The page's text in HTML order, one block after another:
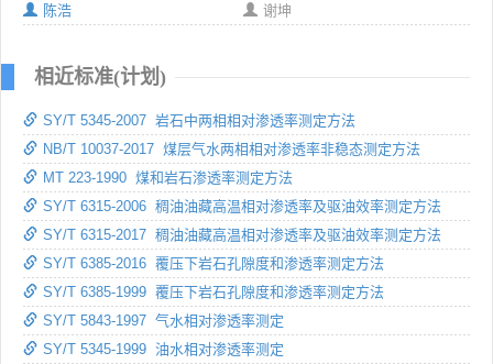
陈浩
谢坤
相近标准(计划)
SY/T 5345-2007 岩石中两相相对渗透率测定方法
NB/T 10037-2017 煤层气水两相相对渗透率非稳态测定方法
MT 223-1990 煤和岩石渗透率测定方法
SY/T 6315-2006 稠油油藏高温相对渗透率及驱油效率测定方法
SY/T 6315-2017 稠油油藏高温相对渗透率及驱油效率测定方法
SY/T 6385-2016 覆压下岩石孔隙度和渗透率测定方法
SY/T 6385-1999 覆压下岩石孔隙度和渗透率测定方法
SY/T 5843-1997 气水相对渗透率测定
SY/T 5345-1999 油水相对渗透率测定